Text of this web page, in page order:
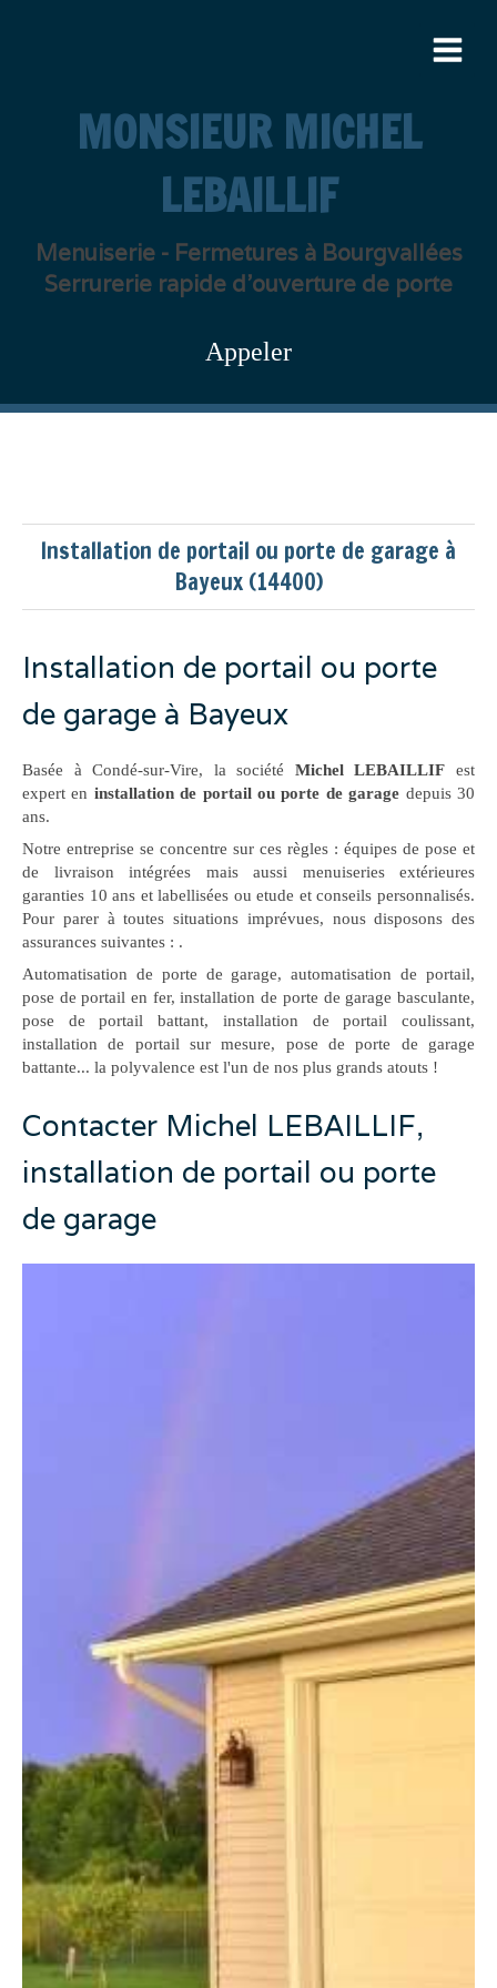
MONSIEUR MICHEL
LEBAILLIF
Menuiserie - Fermetures à Bourgvallées
Serrurerie rapide d'ouverture de porte
Appeler
Installation de portail ou porte de garage à
Bayeux (14400)
Installation de portail ou porte
de garage à Bayeux
Basée à Condé-sur-Vire, la société Michel LEBAILLIF est
expert en installation de portail ou porte de garage depuis 30
ans.
Notre entreprise se concentre sur ces règles : équipes de pose et
de livraison intégrées mais aussi menuiseries extérieures
garanties 10 ans et labellisées ou etude et conseils personnalisés.
Pour parer à toutes situations imprévues, nous disposons des
assurances suivantes : .
Automatisation de porte de garage, automatisation de portail,
pose de portail en fer, installation de porte de garage basculante,
pose de portail battant, installation de portail coulissant,
installation de portail sur mesure, pose de porte de garage
battante... la polyvalence est l'un de nos plus grands atouts !
Contacter Michel LEBAILLIF,
installation de portail ou porte
de garage